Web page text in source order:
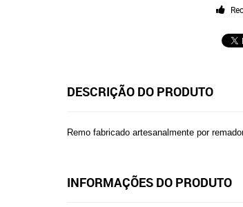
DESCRIÇÃO DO PRODUTO
Remo fabricado artesanalmente por
INFORMAÇÕES DO PRODUTO